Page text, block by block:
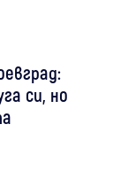
си, но